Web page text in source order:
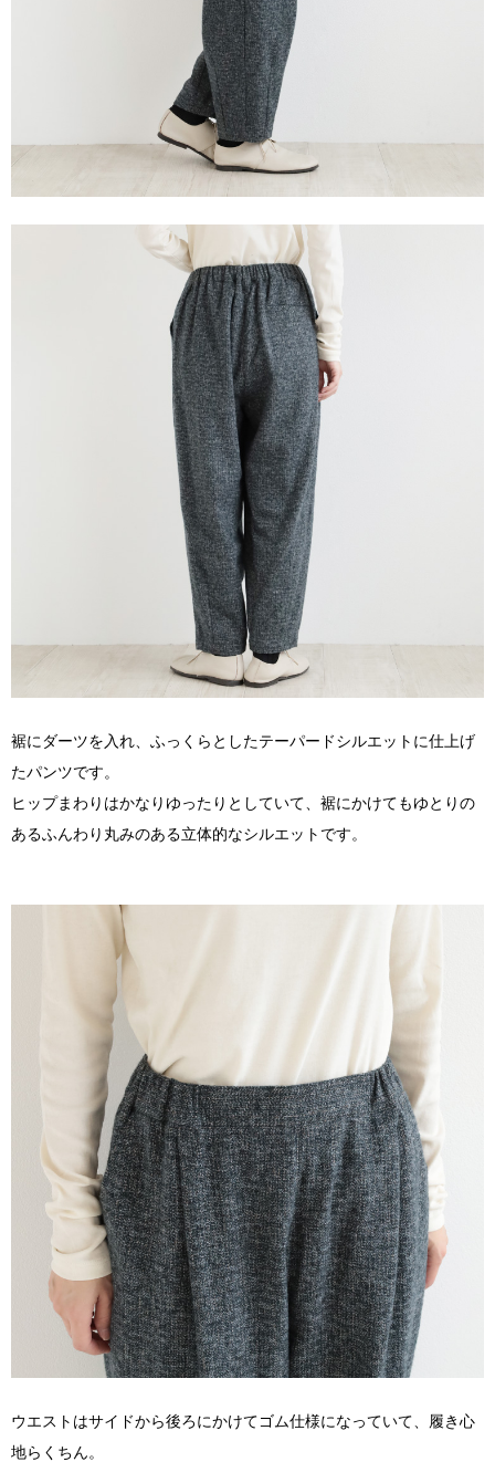
裾にダーツを入れ、ふっくらとしたテーパードシルエットに仕上げ
たパンツです。
ヒップまわりはかなりゆったりとしていて、裾にかけてもゆとりの
あるふんわり丸みのある立体的なシルエットです。
ウエストはサイドから後ろにかけてゴム仕様になっていて、履き心
地らくちん。